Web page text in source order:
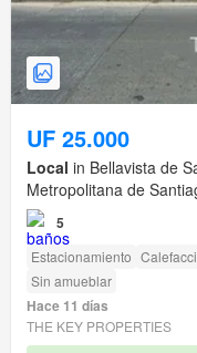
UF 25.000
Local in Bellavista de
Metropolitana de
5
Estacionamiento
Sin amueblar
Hace 11 días
THE KEY PROPERTIES